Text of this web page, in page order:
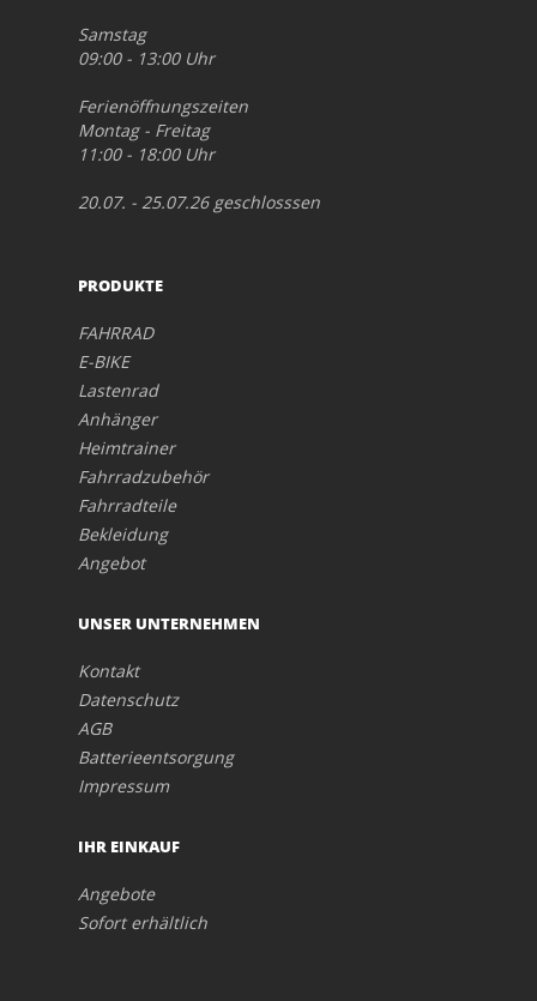
Samstag
09:00 - 13:00 Uhr
Ferienöffnungszeiten
Montag - Freitag
11:00 - 18:00 Uhr
20.07. - 25.07.26 geschlosssen
PRODUKTE
FAHRRAD
E-BIKE
Lastenrad
Anhänger
Heimtrainer
Fahrradzubehör
Fahrradteile
Bekleidung
Angebot
UNSER UNTERNEHMEN
Kontakt
Datenschutz
AGB
Batterieentsorgung
Impressum
IHR EINKAUF
Angebote
Sofort erhältlich